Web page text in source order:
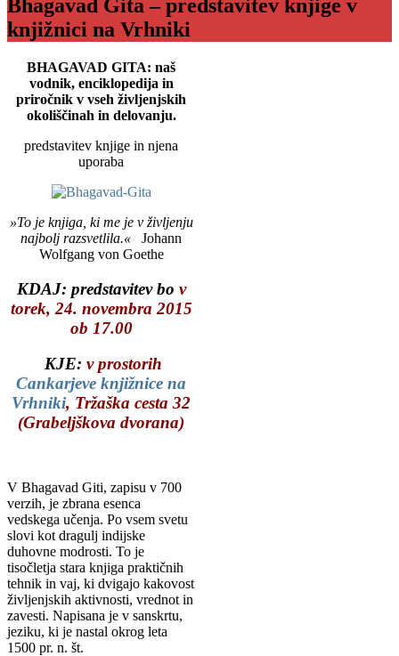
Bhagavad Gita – predstavitev knjige v
knjižnici na Vrhniki
BHAGAVAD GITA:naš
vodnik, enciklopedija in
priročnik v vseh življenjskih
okoliščinah in delovanju.
predstavitev knjige in njena
uporaba
»To je knjiga, ki me je v življenju
najbolj razsvetlila.« Johann
Wolfgang von Goethe
KDAJ: predstavitev bo v
torek, 24. novembra 2015
ob 17.00
KJE: v prostorih
Cankarjeve knjižnice na
Vrhniki, Tržaška cesta 32
(Grabeljškova dvorana)
V Bhagavad Giti, zapisu v 700
verzih, je zbrana esenca
vedskega učenja. Po vsem svetu
slovi kot dragulj indijske
duhovne modrosti. To je
tisočletja stara knjiga praktičnih
tehnik in vaj, ki dvigajo kakovost
življenjskih aktivnosti, vrednot in
zavesti. Napisana je v sanskrtu,
jeziku, ki je nastal okrog leta
1500 pr. n. št.